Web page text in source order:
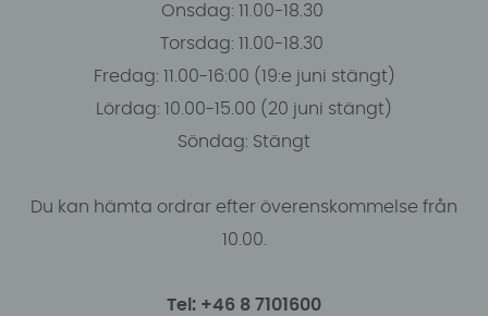
Onsdag: 11.00-18.30
Torsdag: 11.00-18.30
Fredag: 11.00-16:00 (19:e juni stängt)
Lördag: 10.00-15.00 (20 juni stängt)
Söndag: Stängt
Du kan hämta ordrar efter överenskommelse från
10.00.
Tel: +46 8 7101600